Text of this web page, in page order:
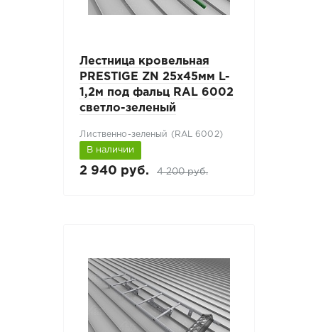
Лестница кровельная
PRESTIGE ZN 25x45мм L-
1,2м под фальц RAL 6002
светло-зеленый
Лиственно-зеленый (RAL 6002)
В наличии
2 940 руб. 4 200 руб.